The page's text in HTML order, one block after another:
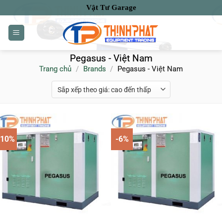
qua
dung
Vật Tư Garage
Pegasus - Việt Nam
Trang chủ / Brands / Pegasus - Việt Nam
-6%